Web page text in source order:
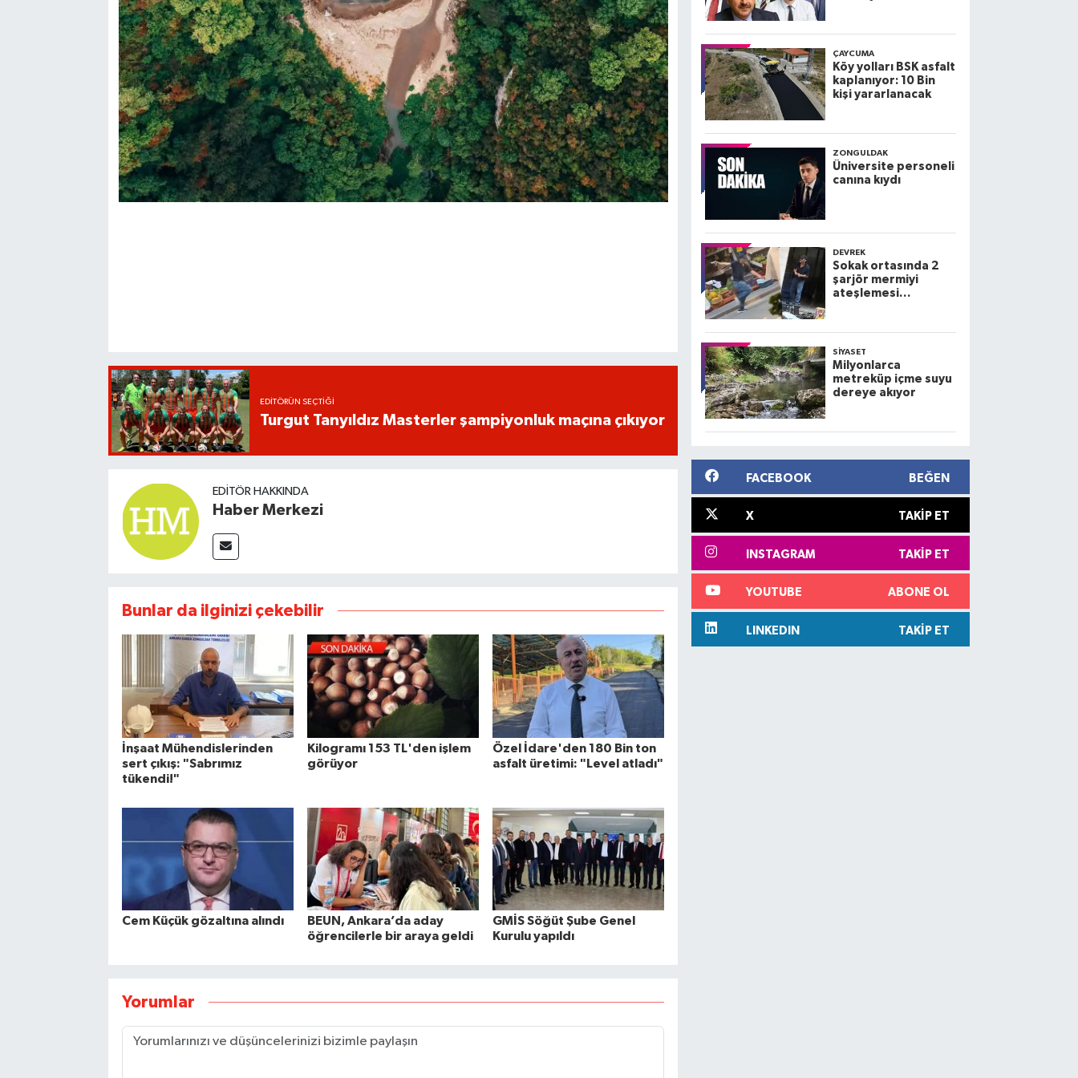
EDITÖRÜN SEÇTIĞI
Turgut Tanyıldız Masterler şampiyonluk maçına çıkıyor
EDITÖR HAKKINDA
Haber Merkezi
Bunlar da ilginizi çekebilir
İnşaat Mühendislerinden
sert çıkış: "Sabrımız
tükendi!"
Kilogramı 153 TL'den işlem
görüyor
Özel İdare'den 180 Bin ton
asfalt üretimi: "Level atladı"
Cem Küçük gözaltına alındı
BEUN, Ankara’da aday
öğrencilerle bir araya geldi
GMİS Söğüt Şube Genel
Kurulu yapıldı
Yorumlar
diplomaları
ÇAYCUMA
Köy yolları BSK asfalt
kaplanıyor: 10 Bin
kişi yararlanacak
ZONGULDAK
Üniversite personeli
canına kıydı
DEVREK
Sokak ortasında 2
şarjör mermiyi
ateşlemesi
SIYASET
Milyonlarca
metreküp içme suyu
dereye akıyor
FACEBOOK BEĞEN
X TAKIP ET
INSTAGRAM TAKIP ET
YOUTUBE ABONE OL
LINKEDIN TAKIP ET